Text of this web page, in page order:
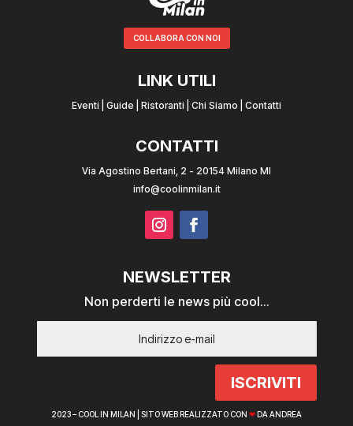
COLLABORA CON NOI
LINK UTILI
Eventi Guide Ristoranti Chi Siamo Contatti
CONTATTI
Via Agostino Bertani, 2 - 20154 Milano MI
info@coolinmilan.it
NEWSLETTER
Non perderti le news più cool...
ISCRIVITI
2023 – COOL IN MILAN | SITO WEB REALIZZATO CON ❤ DA ANDREA